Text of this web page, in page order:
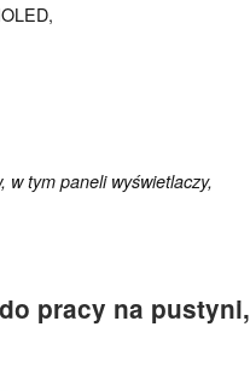
tym paneli wyświetlaczy,
pracy na pustyni,